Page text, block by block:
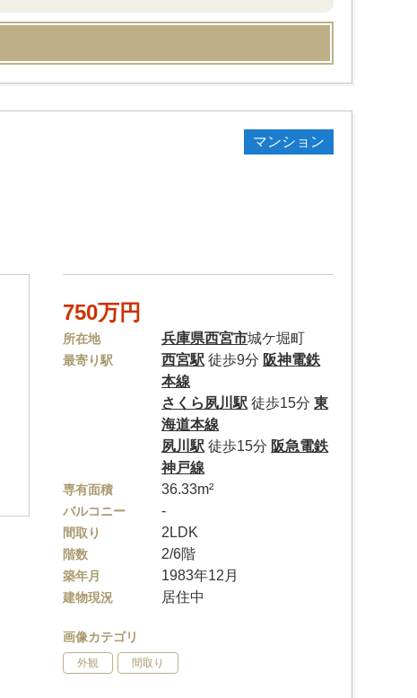
マンション
750万円
所在地 兵庫県西宮市城ケ堀町
最寄り駅 西宮駅 徒歩9分 阪神電鉄
本線
さくら夙川駅 徒歩15分東
海道本線
夙川駅 徒歩15分 阪急電鉄
神戸線
専有面積 36.33m²
バルコニー -
間取り 2LDK
階数 2/6階
築年月 1983年12月
建物現況 居住中
画像カテゴリ
外観 間取り